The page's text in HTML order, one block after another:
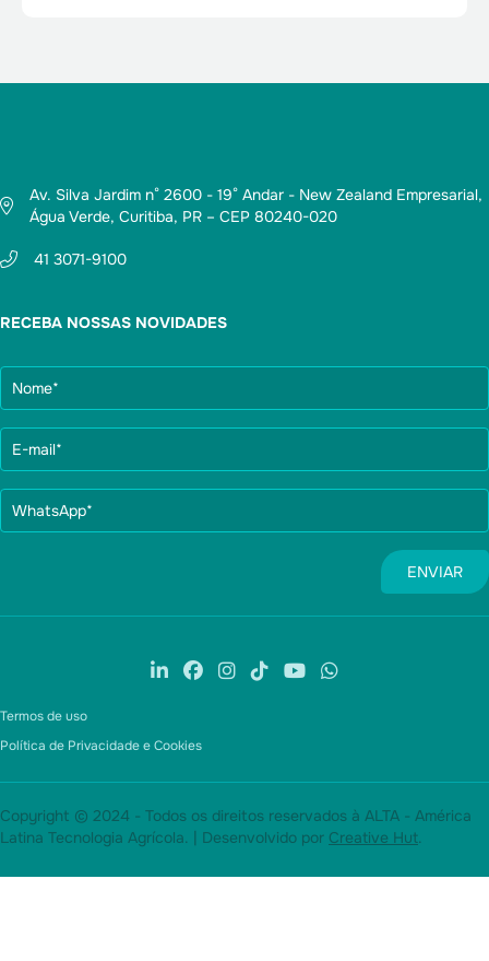
Av. Silva Jardim n° 2600 - 19° Andar - New Zealand Empresarial,
Água Verde, Curitiba, PR – CEP 80240-020
41 3071-9100
RECEBA NOSSAS NOVIDADES
Termos de uso
Política de Privacidade e Cookies
Copyright © 2024 - Todos os direitos reservados à ALTA - América
Latina Tecnologia Agrícola. | Desenvolvido por Creative Hut.